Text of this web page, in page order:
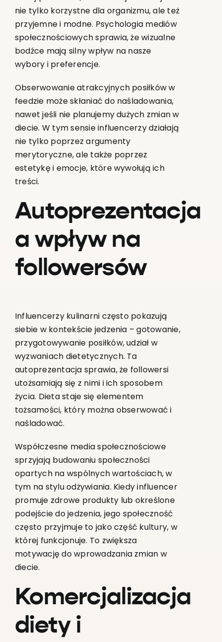
nie tylko korzystne dla organizmu, ale też
przyjemne i modne. Psychologia mediów
społecznościowych sprawia, że wizualne
bodźce mają silny wpływ na nasze
wybory i preferencje.
Obserwowanie atrakcyjnych posiłków w
feedzie może skłaniać do naśladowania,
nawet jeśli nie planujemy dużych zmian w
diecie. W tym sensie influencerzy działają
nie tylko poprzez argumenty
merytoryczne, ale także poprzez
estetykę i emocje, które wywołują ich
treści.
Autoprezentacja
a wpływ na
followersów
Influencerzy kulinarni często pokazują
siebie w kontekście jedzenia – gotowanie,
przygotowywanie posiłków, udział w
wyzwaniach dietetycznych. Ta
autoprezentacja sprawia, że followersi
utożsamiają się z nimi i ich sposobem
życia. Dieta staje się elementem
tożsamości, który można obserwować i
naśladować.
Współczesne media społecznościowe
sprzyjają budowaniu społeczności
opartych na wspólnych wartościach, w
tym na stylu odżywiania. Kiedy influencer
promuje zdrowe produkty lub określone
podejście do jedzenia, jego społeczność
często przyjmuje to jako część kultury, w
której funkcjonuje. To zwiększa
motywację do wprowadzania zmian w
diecie.
Komercjalizacja
diety i